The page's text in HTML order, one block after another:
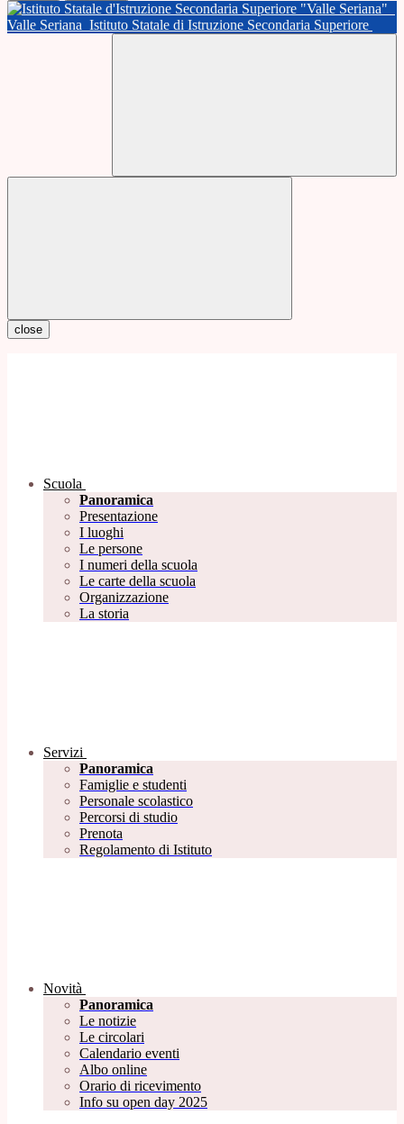
Valle Seriana Istituto Statale di Istruzione Secondaria Superiore
close
Scuola
Panoramica
Presentazione
I luoghi
Le persone
I numeri della scuola
Le carte della scuola
Organizzazione
La storia
Servizi
Panoramica
Famiglie e studenti
Personale scolastico
Percorsi di studio
Prenota
Regolamento di Istituto
Novità
Panoramica
Le notizie
Le circolari
Calendario eventi
Albo online
Orario di ricevimento
Info su open day 2025